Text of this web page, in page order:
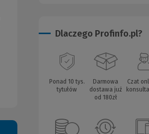
Dlaczego Profinfo.pl?
Ponad 10 tys.
tytułów
Darmowa
dostawa już
od 180zł
Czat